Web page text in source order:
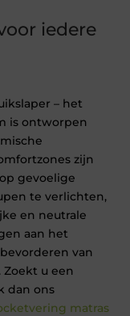
iedere
– het
is ontworpen
zijn
gevoelige
te verlichten,
en neutrale
aan het
van
u een
dan ons
matras